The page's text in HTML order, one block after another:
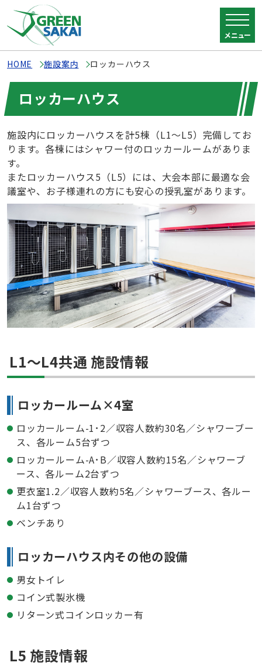
メニュー
HOME 施設案内 ロッカーハウス
ロッカーハウス
施設内にロッカーハウスを計5棟（L1〜L5）完備してお
ります。各棟にはシャワー付のロッカールームがありま
す。
またロッカーハウス5（L5）には、大会本部に最適な会
議室や、お子様連れの方にも安心の授乳室があります。
L1〜L4共通 施設情報
ロッカールーム×4室
ロッカールーム-1･2／収容人数約30名／シャワーブー
ス、各ルーム5台ずつ
ロッカールーム-A･B／収容人数約15名／シャワーブ
ース、各ルーム2台ずつ
更衣室1.2／収容人数約5名／シャワーブース、各ルー
ム1台ずつ
ベンチあり
ロッカーハウス内その他の設備
男女トイレ
コイン式製氷機
リターン式コインロッカー有
L5 施設情報